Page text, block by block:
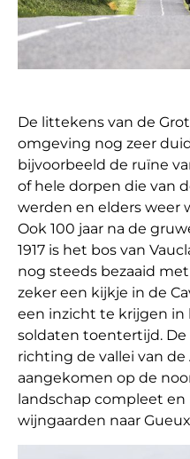
De littekens van de
omgeving nog zeer
bijvoorbeeld de ruïne
of hele dorpen die van
werden en elders weer
Ook 100 jaar na de
1917 is het bos van
nog steeds bezaaid
zeker een kijkje in de
een inzicht te krijgen in
soldaten toentertijd.
richting de vallei van de
aangekomen op de
landschap compleet
wijngaarden naar